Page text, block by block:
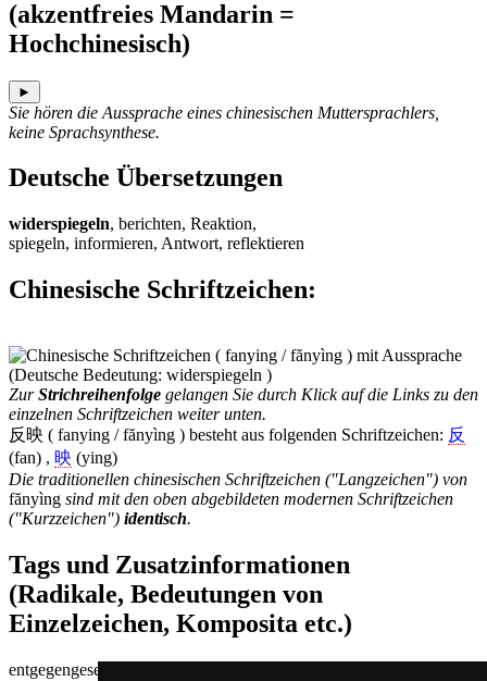
(akzentfreies Mandarin =
Hochchinesisch)
►
Sie hören die Aussprache eines chinesischen Muttersprachlers,
keine Sprachsynthese.
Deutsche Übersetzungen
widerspiegeln, berichten, Reaktion,
spiegeln, informieren, Antwort, reflektieren
Chinesische Schriftzeichen:
ZurStrichreihenfolge gelangen Sie durch Klick auf die Links zu den
einzelnen Schriftzeichen weiter unten.
反映 ( fanying / fănyìng ) besteht aus folgenden Schriftzeichen: 反
(fan) , 映 (ying)
Die traditionellen chinesischen Schriftzeichen ("Langzeichen") von
fănyìng sind mit den oben abgebildeten modernen Schriftzeichen
("Kurzzeichen") identisch.
Tags und Zusatzinformationen
(Radikale, Bedeutungen von
Einzelzeichen, Komposita etc.)
entgegengesetzt |